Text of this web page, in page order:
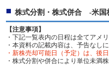
株式分割・株式併合 -米国
【注意事項】
・下記一覧表内の日程は全てアメ
・本資料の記載内容は、予告なし
・新株売却可能日（予定）は、後
・株式分割や併合により単位未満